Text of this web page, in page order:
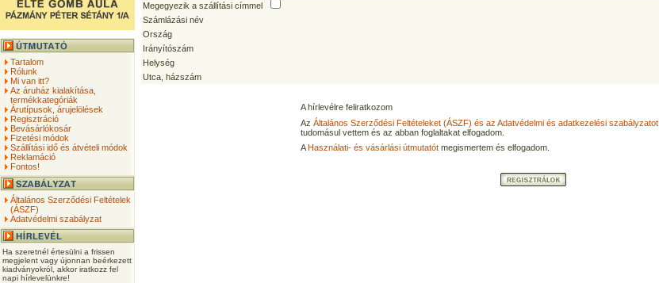
Tartalom
Rólunk
Mi van itt?
Az áruház kialakítása,
termékkategóriák
Árutípusok, árujelölések
Regisztráció
Bevásárlókosár
Fizetési módok
Szállítási idő és átvételi módok
Reklamáció
Fontos!
Általános Szerződési Feltételek
(ÁSZF)
Adatvédelmi szabályzat
Ha szeretnél értesülni a frissen
megjelent vagy újonnan beérkezett
kiadványokról, akkor iratkozz fel
napi hírlevelünkre!
Megegyezik a szállítási címmel
Számlázási név
Ország
Irányítószám
Helység
Utca, házszám
A hírlevélre feliratkozom
Az Általános Szerződési Feltételeket (ÁSZF) és az Adatvédelmi és adatkezelési szabályzatot
tudomásul vettem és az abban foglaltakat elfogadom.
AHasználati- és vásárlási útmutatót megismertem és elfogadom.